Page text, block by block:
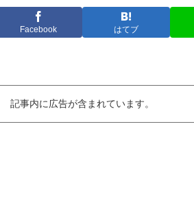
Facebook はてブ
記事内に広告が含まれています。